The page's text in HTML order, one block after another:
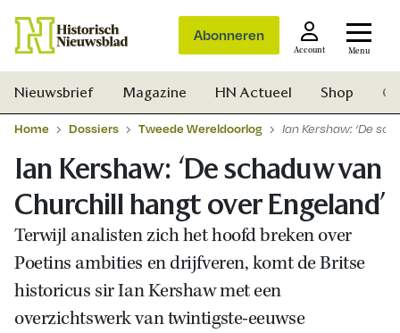
Abonneren
Account Menu
Nieuwsbrief Magazine HN Actueel Shop
Home Dossiers Tweede Wereldoorlog Ian Kershaw: ‘De
Ian Kershaw: ‘De schaduw van
Churchill hangt over Engeland’
Terwijl analisten zich het hoofd breken over
Poetins ambities en drijfveren, komt de Britse
historicus sir Ian Kershaw met een
overzichtswerk van twintigste-eeuwse